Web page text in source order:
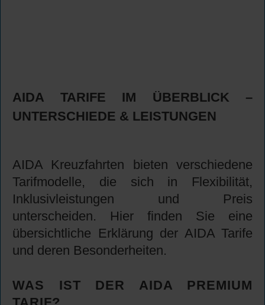
AIDA TARIFE IM ÜBERBLICK –
UNTERSCHIEDE & LEISTUNGEN
AIDA Kreuzfahrten bieten verschiedene
Tarifmodelle, die sich in Flexibilität,
Inklusivleistungen und Preis
unterscheiden. Hier finden Sie eine
übersichtliche Erklärung der AIDA Tarife
und deren Besonderheiten.
WAS IST DER AIDA PREMIUM